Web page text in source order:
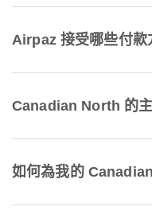
Airpaz 接受哪些付款
Canadian North 的
如何為我的